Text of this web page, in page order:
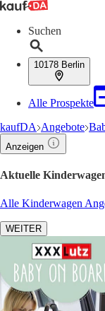
Suchen
10178 Berlin
Alle Prospekte
kaufDA Angebote
Anzeigen
Aktuelle
Alle Kinderwagen
WEITER